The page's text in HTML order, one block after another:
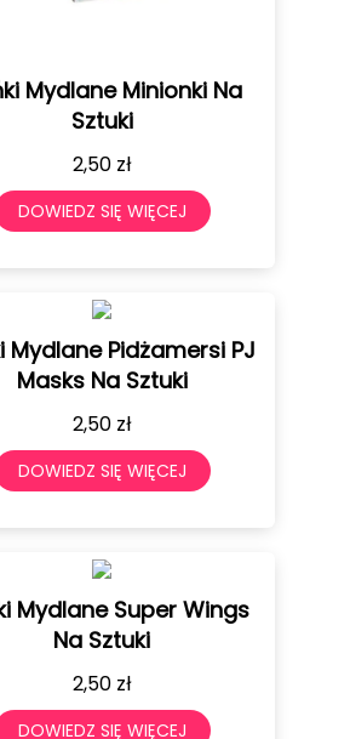
Mydlane Minionki Na
Sztuki
2,50 zł
DOWIEDZ SIĘ WIĘCEJ
Mydlane Pidżamersi PJ
Masks Na Sztuki
2,50 zł
DOWIEDZ SIĘ WIĘCEJ
Mydlane Super Wings
Na Sztuki
2,50 zł
DOWIEDZ SIĘ WIĘCEJ